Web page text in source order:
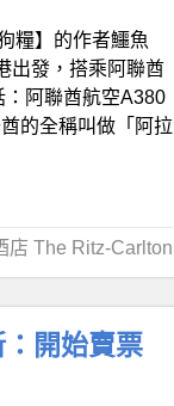
糧】的作者鱷魚
出發，搭乘阿聯酋
阿聯酋航空A380
的全稱叫做「阿拉
店 The Ritz-Carlton
開始賣票